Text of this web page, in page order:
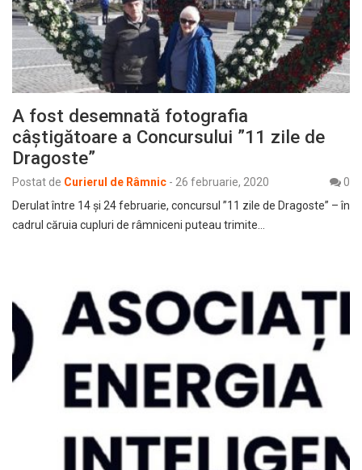
A fost desemnată fotografia
câştigătoare a Concursului ”11 zile de
Dragoste”
Postat de Curierul de Râmnic - 26 februarie, 2020
0
Derulat între 14 şi 24 februarie, concursul ”11 zile de Dragoste” – în
cadrul căruia cupluri de râmniceni puteau trimite…